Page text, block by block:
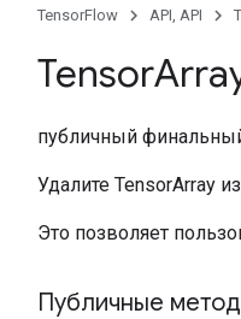
TensorFlow API, API
Tensor
публичный
Удалите TensorArray
Это позволяет
Публичные